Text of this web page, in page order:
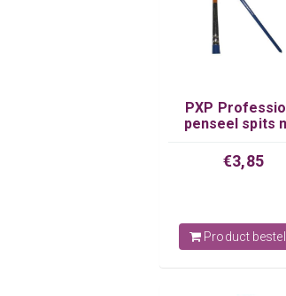
PXP
penseel spits
€3,85
Product